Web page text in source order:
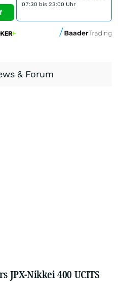
07:30 bis 23:00 Uhr
& Forum
JPX-Nikkei 400 UCITS